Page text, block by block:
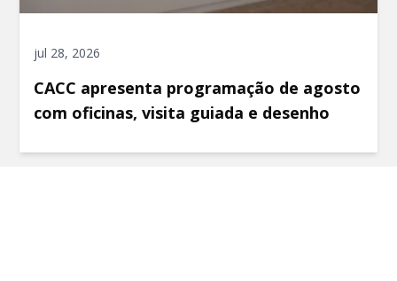
jul 28, 2026
CACC apresenta programação de agosto
com oficinas, visita guiada e desenho